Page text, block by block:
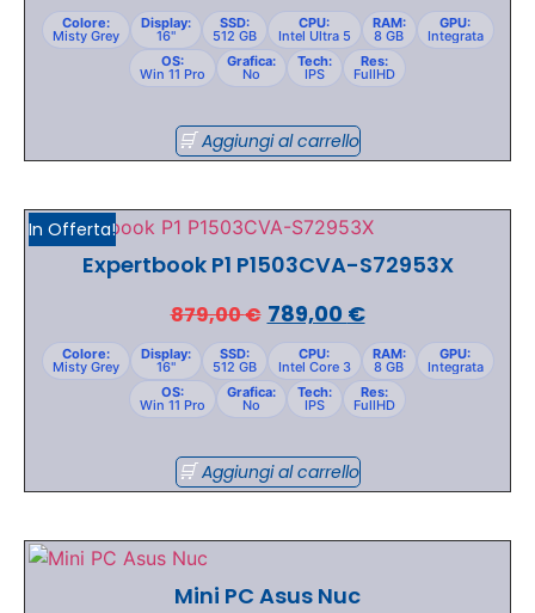
Colore:
Misty Grey
Display:
16"
SSD:
512 GB
CPU:
Intel Ultra 5
RAM:
8 GB
GPU:
Integrata
OS:
Win 11 Pro
Grafica:
No
Tech:
IPS
Res:
FullHD
Aggiungi al carrello
In Offerta!
Expertbook P1 P1503CVA-S72953X
879,00€ 789,00 €
Colore:
Misty Grey
Display:
16"
SSD:
512 GB
CPU:
Intel Core 3
RAM:
8 GB
GPU:
Integrata
OS:
Win 11 Pro
Grafica:
No
Tech:
IPS
Res:
FullHD
Aggiungi al carrello
Mini PC Asus Nuc